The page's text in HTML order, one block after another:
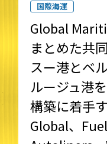
国際海運
Global
まとめた共
スー港とベ
ルージュ港
構築に着手
Global、